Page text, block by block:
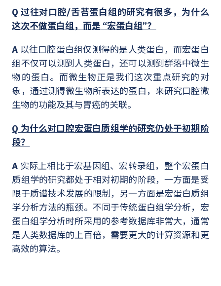
Q 过往对口腔/舌苔蛋白组的研究有很多，为什么
这次不做蛋白组，而是 “宏蛋白组”？
A 以往口腔蛋白组仅测得的是人类蛋白，而宏蛋白
组不仅可以测到人类蛋白，还可以测到群落中微生
物的蛋白。而微生物正是我们这次重点研究的对
象，通过测得微生物所表达的蛋白，来研究口腔微
生物的功能及其与胃癌的关联。
Q 为什么对口腔宏蛋白质组学的研究仍处于初期阶
段？
A 实际上相比于宏基因组、宏转录组，整个宏蛋白
质组学的研究都处于相对初期的阶段，一方面是受
限于质谱技术发展的限制，另一方面是宏蛋白质组
学分析方法的瓶颈。不同于传统蛋白组学分析，宏
蛋白组学分析时所采用的参考数据库非常大，通常
是人类数据库的上百倍，需要更大的计算资源和更
高效的算法。